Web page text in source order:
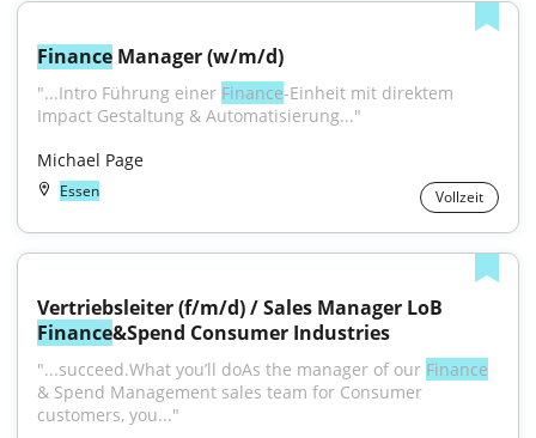
Finance Manager (w/m/d)
"...Intro Führung einer Finance-Einheit mit direktem
Impact Gestaltung & Automatisierung..."
Michael Page
Essen Vollzeit
Finance&Spend Consumer Industries
"...succeed.What you’ll doAs the manager of our Finance
& Spend Management sales team for Consumer
customers, you..."